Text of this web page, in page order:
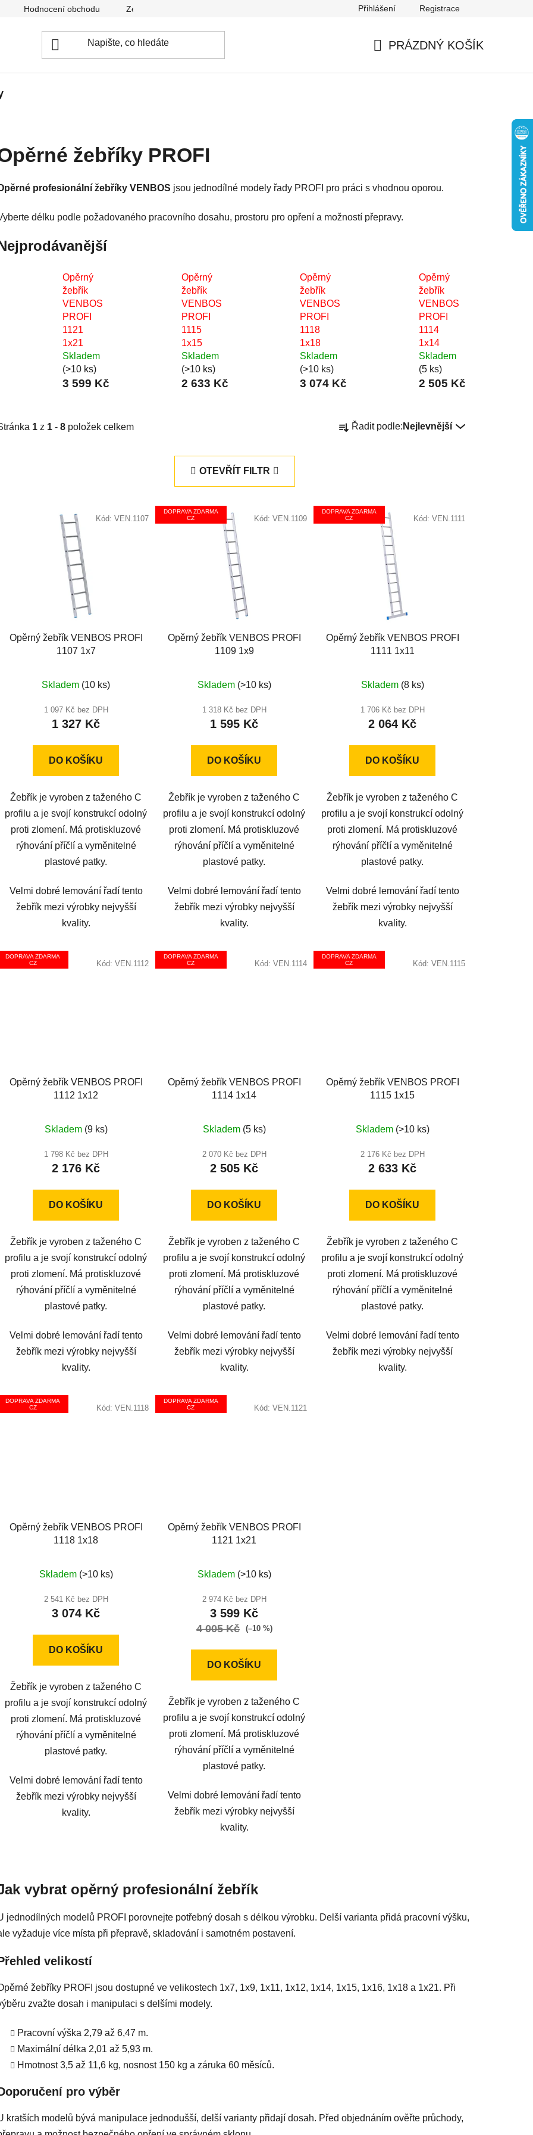
Hodnocení obchodu Zeptejte se nás Přihlášení Registrace
PRÁZDNÝ KOŠÍK
žebříky PROFI
profesionální žebříky VENBOS jsou jednodílné modely řady PROFI pro práci s vhodnou oporou.
délku podle požadovaného pracovního dosahu, prostoru pro opření a možností přepravy.
Opěrný
žebřík
VENBOS
PROFI
1121
1x21
Skladem
(>10 ks)
3 599 Kč
Opěrný
žebřík
VENBOS
PROFI
1115
1x15
Skladem
(>10 ks)
2 633 Kč
Opěrný
žebřík
VENBOS
PROFI
1118
1x18
Skladem
(>10 ks)
3 074 Kč
Opěrný
žebřík
VENBOS
PROFI
1114
1x14
Skladem
(5 ks)
2 505 Kč
1 z 1 - 8 položek celkem
a
p
r
Řadit podle: Nejlevnější
OTEVŘÍT FILTR
Opěrný žebřík VENBOS PROFI
1107 1x7
Skladem (10 ks)
1 097 Kč bez DPH
1 327 Kč
DO KOŠÍKU
Žebřík je vyroben z taženého C
profilu a je svojí konstrukcí odolný
proti zlomení. Má protiskluzové
rýhování příčlí a vyměnitelné
plastové patky.
Velmi dobré lemování řadí tento
žebřík mezi výrobky nejvyšší
kvality.
Kód: VEN.1107
DOPRAVA ZDARMA
CZ
Opěrný žebřík VENBOS PROFI
1109 1x9
Skladem (>10 ks)
1 318 Kč bez DPH
1 595 Kč
DO KOŠÍKU
Žebřík je vyroben z taženého C
profilu a je svojí konstrukcí odolný
proti zlomení. Má protiskluzové
rýhování příčlí a vyměnitelné
plastové patky.
Velmi dobré lemování řadí tento
žebřík mezi výrobky nejvyšší
kvality.
Kód: VEN.1109
DOPRAVA ZDARMA
CZ
Opěrný žebřík VENBOS PROFI
1111 1x11
hodnocení
produktu
je
z
Skladem (8 ks)
1 706 Kč bez DPH
2 064 Kč
DO KOŠÍKU
Žebřík je vyroben z taženého C
profilu a je svojí konstrukcí odolný
proti zlomení. Má protiskluzové
rýhování příčlí a vyměnitelné
plastové patky.
Velmi dobré lemování řadí tento
žebřík mezi výrobky nejvyšší
kvality.
Kód: VEN.1111
DOPRAVA ZDARMA
CZ
Opěrný žebřík VENBOS PROFI
1112 1x12
hodnocení
produktu
je
z
Skladem (9 ks)
1 798 Kč bez DPH
2 176 Kč
DO KOŠÍKU
Žebřík je vyroben z taženého C
profilu a je svojí konstrukcí odolný
proti zlomení. Má protiskluzové
rýhování příčlí a vyměnitelné
plastové patky.
Velmi dobré lemování řadí tento
žebřík mezi výrobky nejvyšší
kvality.
Kód: VEN.1112
DOPRAVA ZDARMA
CZ
Opěrný žebřík VENBOS PROFI
1114 1x14
Skladem (5 ks)
2 070 Kč bez DPH
2 505 Kč
DO KOŠÍKU
Žebřík je vyroben z taženého C
profilu a je svojí konstrukcí odolný
proti zlomení. Má protiskluzové
rýhování příčlí a vyměnitelné
plastové patky.
Velmi dobré lemování řadí tento
žebřík mezi výrobky nejvyšší
kvality.
Kód: VEN.1114
DOPRAVA ZDARMA
CZ
Opěrný žebřík VENBOS PROFI
1115 1x15
hodnocení
produktu
je
z
Skladem (>10 ks)
2 176 Kč bez DPH
2 633 Kč
DO KOŠÍKU
Žebřík je vyroben z taženého C
profilu a je svojí konstrukcí odolný
proti zlomení. Má protiskluzové
rýhování příčlí a vyměnitelné
plastové patky.
Velmi dobré lemování řadí tento
žebřík mezi výrobky nejvyšší
kvality.
Kód: VEN.1115
DOPRAVA ZDARMA
CZ
Opěrný žebřík VENBOS PROFI
1118 1x18
hodnocení
produktu
je
z
Skladem (>10 ks)
2 541 Kč bez DPH
3 074 Kč
DO KOŠÍKU
Žebřík je vyroben z taženého C
profilu a je svojí konstrukcí odolný
proti zlomení. Má protiskluzové
rýhování příčlí a vyměnitelné
plastové patky.
Velmi dobré lemování řadí tento
žebřík mezi výrobky nejvyšší
kvality.
Kód: VEN.1118
DOPRAVA ZDARMA
CZ
Opěrný žebřík VENBOS PROFI
1121 1x21
hodnocení
produktu
je
5,0
5
Skladem (>10 ks)
2 974 Kč bez DPH
3 599 Kč
4 005 Kč (–10 %)
DO KOŠÍKU
Žebřík je vyroben z taženého C
profilu a je svojí konstrukcí odolný
proti zlomení. Má protiskluzové
rýhování příčlí a vyměnitelné
plastové patky.
Velmi dobré lemování řadí tento
žebřík mezi výrobky nejvyšší
kvality.
Kód: VEN.1121
l
d
a
r
p
vybrat opěrný profesionální žebřík
jednodílných modelů PROFI porovnejte potřebný dosah s délkou výrobku. Delší varianta přidá pracovní výšku,
vyžaduje více místa při přepravě, skladování i samotném postavení.
velikostí
žebříky PROFI jsou dostupné ve velikostech 1x7, 1x9, 1x11, 1x12, 1x14, 1x15, 1x16, 1x18 a 1x21. Při
zvažte dosah i manipulaci s delšími modely.
Pracovní výška 2,79 až 6,47 m.
Maximální délka 2,01 až 5,93 m.
Hmotnost 3,5 až 11,6 kg, nosnost 150 kg a záruka 60 měsíců.
pro výběr
kratších modelů bývá manipulace jednodušší, delší varianty přidají dosah. Před objednáním ověřte průchody,